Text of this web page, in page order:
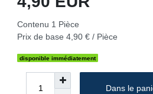
Contenu 1 Pièce
Prix de base 4,90 € / Pièce
disponible immédiatement
Dans le